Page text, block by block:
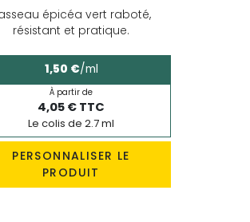
épicéa vert raboté,
résistant et pratique.
1,50 €/ml
À partir de
4,05 € TTC
Le colis de 2.7 ml
PERSONNALISER LE
PRODUIT